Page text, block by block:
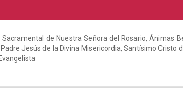
Sacramental de Nuestra Señora del Rosario,
Jesús de la Divina Misericordia, Santísimo